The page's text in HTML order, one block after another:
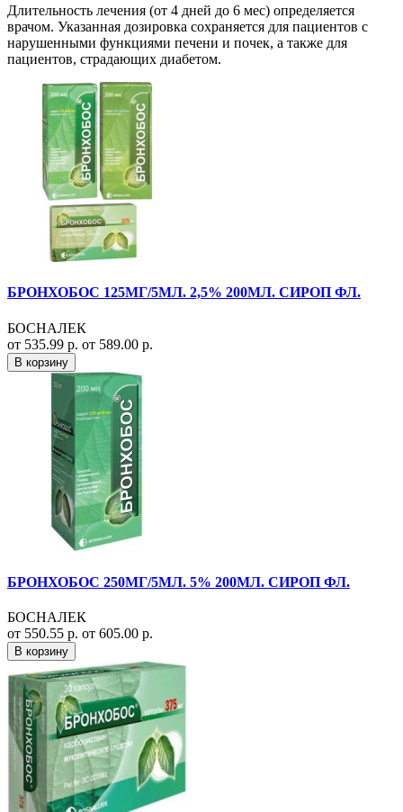
Длительность лечения (от 4 дней до 6 мес) определяется
врачом. Указанная дозировка сохраняется для пациентов с
нарушенными функциями печени и почек, а также для
пациентов, страдающих диабетом.
БРОНХОБОС 125МГ/5МЛ. 2,5% 200МЛ. СИРОП ФЛ.
БОСНАЛЕК
от 535.99 р. от 589.00 р.
В корзину
БРОНХОБОС 250МГ/5МЛ. 5% 200МЛ. СИРОП ФЛ.
БОСНАЛЕК
от 550.55 р. от 605.00 р.
В корзину